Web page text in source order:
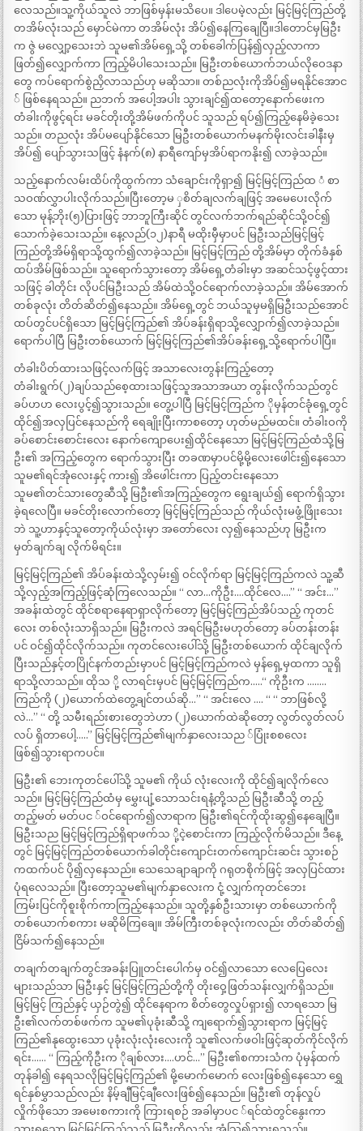
လေသည်။သူ့ကိုယ်သူလဲ ဘာဖြစ်မှန်းမသိပေ။ ဒါပေမဲ့လည်း မြင့်မြင့်ကြည်တို့
တအိမ်လုံးသည် မှောင်မဲကာ တအိမ်လုံး အိပ်၍နေကြချေပြီ။ဒါတောင်မှမြဦး
က ဇွဲ မလျှော့သေးဘဲ သူမ၏အိမ်ရှေ့သို့ တစ်ခေါက်ပြန်၍လှည့်လာကာ
ဖြတ်၍လျှောက်ကာ ကြည့်မိပါသေးသည်။ မြဦးတစ်ယောက်ဘယ်လိုဝေဒနာ
တွေ ကပ်ရောက်စွဲညှိလာသည်ဟု မဆိုသာ။ တစ်ညလုံးကိုအိပ်၍မရနိုင်အောင
် ဖြစ်နေရသည်။ ညဘက် အပေါ့အပါး သွားချင်၍ထတော့နောက်ဖေးက
တံခါးကိုဖွင့်ရင်း မခင်တိုးတို့အိမ်ဖက်ကိုပင် သူသည် ရပ်၍ကြည့်နေမိခဲ့သေး
သည်။ တညလုံး အိပ်မပျော်နိုင်သော မြဦးတစ်ယောက်မနက်မိုးလင်းခါနီးမှ
အိပ်၍ ပျော်သွားသဖြင့် နံနက်(၈) နာရီကျော်မှအိပ်ရာကနိုး၍ လာခဲ့သည်။
သည့်နောက်လမ်းထိပ်ကိုထွက်ကာ သံချောင်းကိုရှာ၍ မြင့်မြင့်ကြည်ထ ံ စာ
သဝဏ်လွှာပါးလိုက်သည်။ပြီးတော့မ ှစိတ်ချလက်ချဖြင့် အမေပေးလိုက်
သော မုန့်ဘိုး(၅)ပြားဖြင့် ဘာဘူကြီးဆိုင် တွင်လက်ဘက်ရည်ဆိုင်သို့ဝင်၍
သောက်ခဲ့သေးသည်။ နေ့လည်(၁၂)နာရီ မထိုးမှီမှာပင် မြဦးသည်မြင့်မြင့်
ကြည်တို့အိမ်ရှိရာသို့ထွက်၍လာခဲ့သည်။ မြင့်မြင့်ကြည် တို့အိမ်မှာ တိုက်ခံနှစ်
ထပ်အိမ်ဖြစ်သည်။ သူရောက်သွားတော့ အိမ်ရှေ့တံခါးမှာ အဆင်သင့်ဖွင့်ထား
သဖြင့် ခါတိုင်း လိုပင်မြဦးသည် အိမ်ထဲသို့ဝင်ရောက်လာခဲ့သည်။ အိမ်အောက်
တစ်ခုလုံး တိတ်ဆိတ်၍နေသည်။ အိမ်ရှေ့တွင် ဘယ်သူမှမရှိမြဦးသည်အောင်
ထပ်တွင်ပင်ရှိသော မြင့်မြင့်ကြည်၏ အိပ်ခန်းရှိရာသို့လျှောက်၍လာခဲ့သည်။
ရောက်ပါပြီ မြဦးတစ်ယောက် မြင့်မြင့်ကြည်၏အိပ်ခန်းရှေ့သို့ရောက်ပါပြီ။
တံခါးပိတ်ထားသဖြင့်လက်ဖြင့် အသာလေးတွန်းကြည့်တော့
တံခါးရွက်(၂)ချပ်သည်စေ့ထားသဖြင့်သူအသာအယာ တွန်းလိုက်သည်တွင်
ခပ်ဟဟ လေးပွင့်၍သွားသည်။ တွေ့ပါပြီ မြင့်မြင့်ကြည်က ိုမှန်တင်ခုံရှေ့တွင်
ထိုင်၍အလှပြင်နေသည်ကို ရေချိုးပြီးကာစတော့ ဟုတ်မည်မထင်။ တံခါးဝကို
ခပ်စောင်းစောင်းလေး နောက်ကျောပေး၍ထိုင်နေသော မြင့်မြင့်ကြည်ထံသို့မြ
ဦး၏ အကြည့်တွေက ရောက်သွားပြီး တခဏမှာပင်မို့မို့လေးဖေါင်း၍နေသော
သူမ၏ရင်အုံလေးနှင့် ကား၍ အိဖေါင်းကာ ပြည့်တင်းနေသော
သူမ၏တင်သားတွေဆီသို့ မြဦး၏အကြည့်တွေက ရွေးချယ်၍ ရောက်ရှိသွား
ခဲ့ရလေပြီ။ မခင်တိုးလောက်တော့ မြင့်မြင့်ကြည်သည် ကိုယ်လုံးမဖွံ့ဖြိုးသေး
ဘဲ သူ့ဟာနှင့်သူတော့ကိုယ်လုံးမှာ အတော်လေး လှ၍နေသည်ဟု မြဦးက
မှတ်ချက်ချ လိုက်မိရင်း။
မြင့်မြင့်ကြည်၏ အိပ်ခန်းထဲသို့လှမ်း၍ ဝင်လိုက်ရာ မြင့်မြင့်ကြည်ကလဲ သူ့ဆီ
သို့လှည့်အကြည့်ဖြင့်ဆုံကြလေသည်။ “ လာ…ကိုဦး….ထိုင်လေ….” “ အင်း…”
အခန်းထဲတွင် ထိုင်စရာနေရာရှာလိုက်တော့ မြင့်မြင့်ကြည်အိပ်သည့် ကုတင်
လေး တစ်လုံးသာရှိသည်။ မြဦးကလဲ အရင်မြဦးမဟုတ်တော့ ခပ်တန်းတန်း
ပင် ဝင်၍ထိုင်လိုက်သည်။ ကုတင်လေးပေါ်သို့ မြဦးတစ်ယောက် ထိုင်ချလိုက်
ပြီးသည်နှင့်တပြိုင်နက်တည်းမှာပင် မြင့်မြင့်ကြည်ကလဲ မှန်ရှေ့မှထကာ သူရှိ
ရာသို့လာသည်။ ထိုသ ို့ လာရင်းမှပင် မြင့်မြင့်ကြည်က…..“ ကိုဦးက ……..
ကြည်ကို (၂)ယောက်ထဲတွေ့ချင်တယ်ဆို…” “ အင်းလေ …. “ “ ဘာဖြစ်လို့
လဲ…” “ တို့ သမီးရည်းစားတွေဘဲဟာ (၂)ယောက်ထဲဆိုတော့ လွတ်လွတ်လပ်
လပ် ရှိတာပေါ့…..” မြင့်မြင့်ကြည်၏မျက်နှာလေးသည ်ပြုံးစစလေး
ဖြစ်၍သွားရာကပင်။
မြဦး၏ ဘေးကုတင်ပေါ်သို့ သူမ၏ ကိုယ် လုံးလေးကို ထိုင်၍ချလိုက်လေ
သည်။ မြင့်မြင့်ကြည်ထံမှ မွှေးပျံ့သောသင်းရနံ့တို့သည် မြဦးဆီသို့ တည့်
တည့်မတ် မတ်ပင ်ဝင်ရောက်၍လာရာက မြဦး၏ရင်ကိုထိုးဆွ၍နေချေပြီ။
မြဦးသည မြင့်မြင့်ကြည်ရှိရာဖက်သ ို့ငဲ့စောင်းကာ ကြည့်လိုက်မိသည်။ ဒီနေ့
တွင် မြင့်မြင့်ကြည်တစ်ယောက်ခါတိုင်းကျောင်းတက်ကျောင်းဆင်း သွားစဉ်
ကထက်ပင် ပို၍လှနေသည်။ သေသေချာချာကို ဂရုတစိုက်ဖြင့် အလှပြင်ထား
ပုံရလေသည်။ ပြီးတော့သူမ၏မျက်နှာလေးက ငုံ့ လျှက်ကုတင်ဘေး
ကြမ်းပြင်ကိုစူးစိုက်ကာကြည့်နေသည်။ သူတို့နှစ်ဦးသားမှာ တစ်ယောက်ကို
တစ်ယောက်စကား မဆိုမိကြချေ။ အိမ်ကြီးတစ်ခုလုံးကလည်း တိတ်ဆိတ်၍
ငြိမ်သက်၍နေသည်။
တချက်တချက်တွင်အခန်းပြူတင်းပေါက်မှ ဝင်၍လာသော လေပြေလေး
များသည်သာ မြဦးနှင့် မြင့်မြင့်ကြည်တို့ကို တိုးဝှေ့ဖြတ်သန်းလျှက်ရှိသည်။
မြင့်မြင့် ကြည်နှင့် ယှဉ်တွဲ၍ ထိုင်နေရာက စိတ်တွေလှုပ်ရှား၍ လာရသော မြ
ဦး၏လက်တစ်ဖက်က သူမ၏ပုခုံးဆီသို့ ကျရောက်၍သွားရာက မြင့်မြင့်
ကြည်၏နုထွေးသော ပုခုံးလုံးလုံးလေးကို သူ၏လက်ဖဝါးဖြင့်ဆုတ်ကိုင်လိုက်
ရင်း…… “ ကြည့်ကိုဦးက ိုချစ်လား….ဟင်…” မြဦး၏စကားသံက ပုံမှန်ထက်
တုန်ခါ၍ နေရသလိုမြင့်မြင့်ကြည်၏ မို့မောက်မောက် လေးဖြစ်၍နေသော ရွှေ
ရင်နှစ်မွှာသည်လည်း နိမ့်ချီမြင့်ချီလေးဖြစ်၍နေသည်။ မြဦး၏ တုန်လှုပ်
လှိုက်ဖိုသော အမေးစကားကို ကြားရစဉ် အခါမှာပင ်ရင်ထဲတွင်နွေးကာ